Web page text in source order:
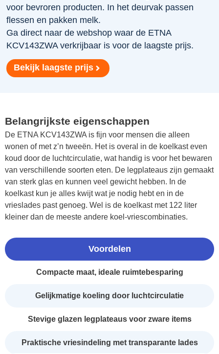
voor bevroren producten. In het deurvak passen
flessen en pakken melk.
Ga direct naar de webshop waar de ETNA
KCV143ZWA verkrijbaar is voor de laagste prijs.
Bekijk laagste prijs
Belangrijkste eigenschappen
De ETNA KCV143ZWA is fijn voor mensen die alleen
wonen of met z’n tweeën. Het is overal in de koelkast even
koud door de luchtcirculatie, wat handig is voor het bewaren
van verschillende soorten eten. De legplateaus zijn gemaakt
van sterk glas en kunnen veel gewicht hebben. In de
koelkast kun je alles kwijt wat je nodig hebt en in de
vrieslades past genoeg. Wel is de koelkast met 122 liter
kleiner dan de meeste andere koel-vriescombinaties.
Voordelen
Compacte maat, ideale ruimtebesparing
Gelijkmatige koeling door luchtcirculatie
Stevige glazen legplateaus voor zware items
Praktische vriesindeling met transparante lades